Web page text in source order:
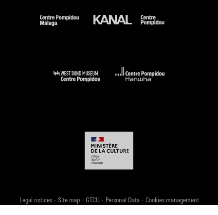
Legal notices- Site map- GTCU - Personal Data- Cookies management